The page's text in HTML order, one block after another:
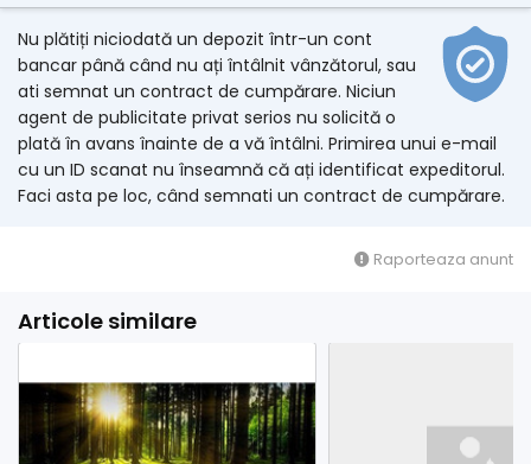
Nu plătiți niciodată un depozit într-un cont
bancar până când nu ați întâlnit vânzătorul, sau
ati semnat un contract de cumpărare. Niciun
agent de publicitate privat serios nu solicită o
plată în avans înainte de a vă întâlni. Primirea unui e-mail
cu un ID scanat nu înseamnă că ați identificat expeditorul.
Faci asta pe loc, când semnati un contract de cumpărare.
Raporteaza anunt
Articole similare